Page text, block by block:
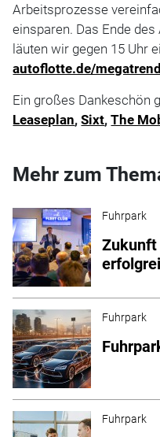
Arbeitsprozesse
einsparen. Das Ende
läuten wir gegen 15 Uhr
autoflotte.de/
Ein großes Dankeschön
Leaseplan,Sixt,The
Mehr zum
Fuhrpark
Fuhrpark
Fuhrpark